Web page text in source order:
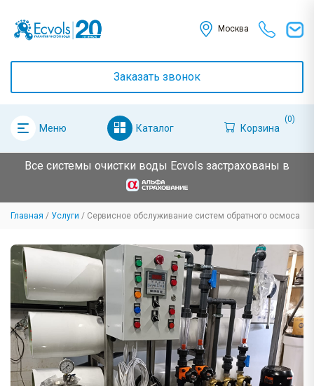
Москва
Заказать звонок
Меню Каталог Корзина
(0)
Все системы очистки воды Ecvols застрахованы в
Главная Услуги Сервисное обслуживание систем обратного осмоса